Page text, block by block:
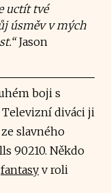
uctít tvé
úsměv v mých
Jason
boji s
Televizní diváci ji
slavného
90210. Někdo
fantasy v roli